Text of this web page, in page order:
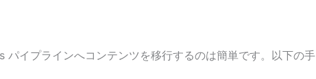
イプラインへコンテンツを移行するのは簡単です。以下の手